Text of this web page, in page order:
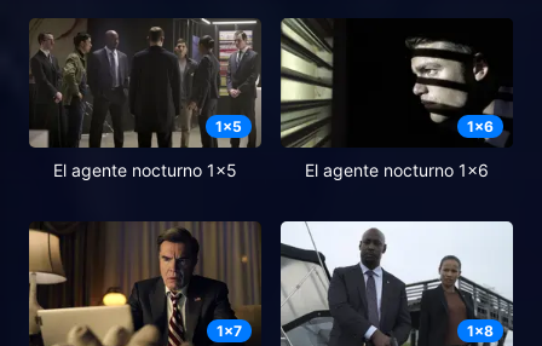
1x5
El agente nocturno 1x5
1x6
El agente nocturno 1x6
1x7 1x8